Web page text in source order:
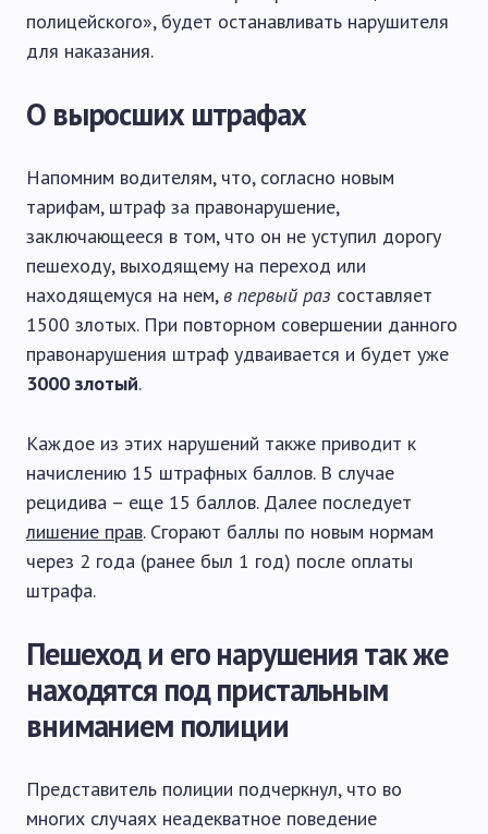
полицейского», будет останавливать нарушителя
для наказания.
О выросших штрафах
Напомним водителям, что, согласно новым
тарифам, штраф за правонарушение,
заключающееся в том, что он не уступил дорогу
пешеходу, выходящему на переход или
находящемуся на нем,в первый раз составляет
1500 злотых. При повторном совершении данного
правонарушения штраф удваивается и будет уже
3000 злотый.
Каждое из этих нарушений также приводит к
начислению 15 штрафных баллов. В случае
рецидива – еще 15 баллов. Далее последует
лишение прав. Сгорают баллы по новым нормам
через 2 года (ранее был 1 год) после оплаты
штрафа.
Пешеход и его нарушения так же
находятся под пристальным
вниманием полиции
Представитель полиции подчеркнул, что во
многих случаях неадекватное поведение